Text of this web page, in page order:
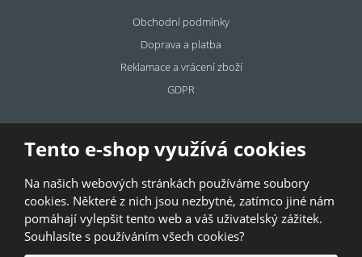
Tento e-shop využívá cookies
Na našich webových stránkách používáme soubory
cookies. Některé z nich jsou nezbytné, zatímco jiné nám
pomáhají vylepšit tento web a váš uživatelský zážitek.
Souhlasíte s používáním všech cookies?
Obchodní podmínky
Doprava a platba
Reklamace a vrácení zboží
GDPR
Pronájem
prostor
Pronajměte si prostory u BAZALKY!
© 2026, Bazalka s.r.o.
GDPR |Kontakty |Obchodní podmínky |Mapa stránek